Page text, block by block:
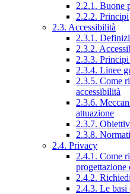
2.2.1. Buone
2.2.2. Principi
2.3. Accessibilità
2.3.1.
2.3.2.
2.3.3. Principi
2.3.4. Linee
2.3.5. Come
accessibilità
2.3.6.
attuazione
2.3.7.
2.3.8.
2.4. Privacy
2.4.1. Come
2.4.2.
2.4.3. Le basi